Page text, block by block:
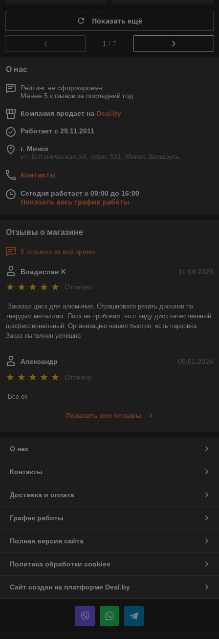
Показать ещё
1 / 7
О нас
Рейтинг не сформирован
Менее 5 отзывов за последний год
Компания продает на Deal.by
Работает с 29.11.2011
г. Минск
ул. Ботаническая,5А, офис 501, Минск, Беларусь
Контакты
Сегодня работает с 09:00 до 16:00
Показать весь график работы
Отзывы о магазине
5 отзывов за всё время
11.04.2025
Владислав K
Отлично
Заказал диск для алюминия. Страшновато резать дисками по
твердым металлам. Пока не пробовал, но с виду диск качественный,
профессиональный. Организацию нашел быстро, есть парковка.
Заказ выполнен успешно
05.01.2024
Александр
Отлично
Все ок
Показать все отзывы
О нас
Контакты
Доставка и оплата
График работы
Полная версия сайта
Политика обработки cookies
Сайт создан на платформе Deal.by